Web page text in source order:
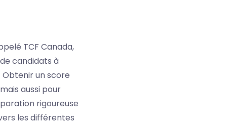
TCF Canada,
candidats à
Obtenir un score
aussi pour
rigoureuse
les différentes